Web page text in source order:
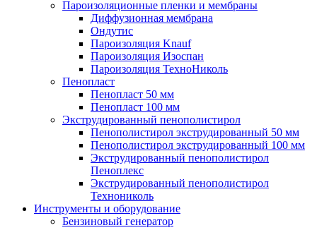
Пароизоляционные пленки и мембраны
Диффузионная мембрана
Ондутис
Пароизоляция Knauf
Пароизоляция Изоспан
Пароизоляция ТехноНиколь
Пенопласт
Пенопласт 50 мм
Пенопласт 100 мм
Экструдированный пенополистирол
Пенополистирол экструдированный 50 мм
Пенополистирол экструдированный 100 мм
Экструдированный пенополистирол
Пеноплекс
Экструдированный пенополистирол
Технониколь
Инструменты и оборудование
Бензиновый генератор